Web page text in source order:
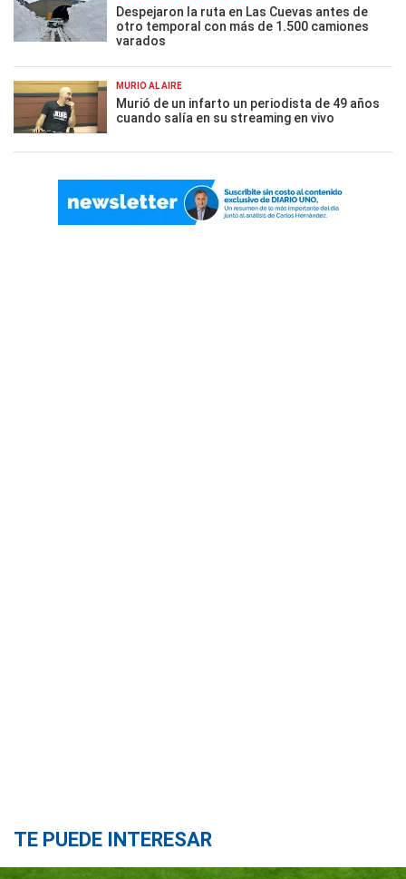
Despejaron la ruta en Las Cuevas antes de
otro temporal con más de 1.500 camiones
varados
MURIÓ AL AIRE
Murió de un infarto un periodista de 49 años
cuando salía en su streaming en vivo
TE PUEDE INTERESAR